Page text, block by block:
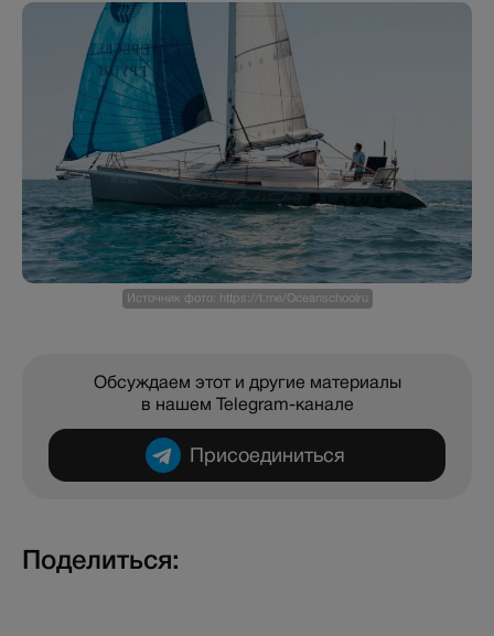
Источник фото: https://t.me/Oceanschoolru
Обсуждаем этот и другие материалы
в нашем Telegram-канале
Присоединиться
Поделиться: